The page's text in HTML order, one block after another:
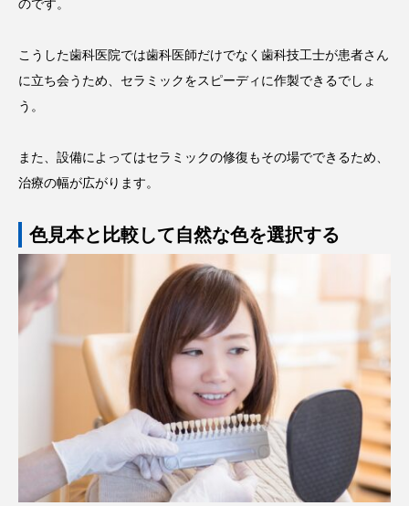
のです。
こうした歯科医院では歯科医師だけでなく歯科技工士が患者さん
に立ち会うため、セラミックをスピーディに作製できるでしょ
う。
また、設備によってはセラミックの修復もその場でできるため、
治療の幅が広がります。
色見本と比較して自然な色を選択する